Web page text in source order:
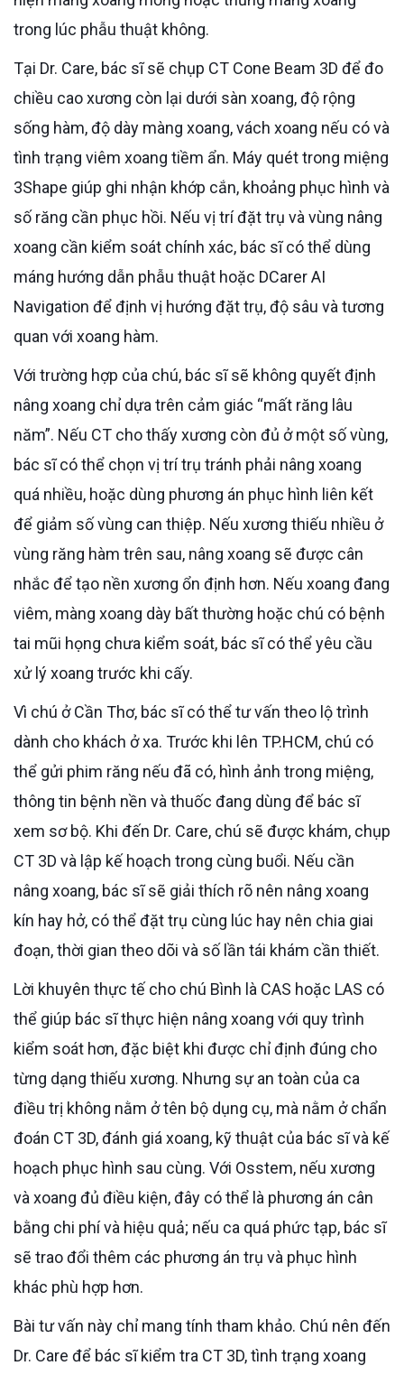
trong lúc phẫu thuật không.
Tại Dr. Care, bác sĩ sẽ chụp CT Cone Beam 3D để đo
chiều cao xương còn lại dưới sàn xoang, độ rộng
sống hàm, độ dày màng xoang, vách xoang nếu có và
tình trạng viêm xoang tiềm ẩn. Máy quét trong miệng
3Shape giúp ghi nhận khớp cắn, khoảng phục hình và
số răng cần phục hồi. Nếu vị trí đặt trụ và vùng nâng
xoang cần kiểm soát chính xác, bác sĩ có thể dùng
máng hướng dẫn phẫu thuật hoặc DCarer AI
Navigation để định vị hướng đặt trụ, độ sâu và tương
quan với xoang hàm.
Với trường hợp của chú, bác sĩ sẽ không quyết định
nâng xoang chỉ dựa trên cảm giác “mất răng lâu
năm”. Nếu CT cho thấy xương còn đủ ở một số vùng,
bác sĩ có thể chọn vị trí trụ tránh phải nâng xoang
quá nhiều, hoặc dùng phương án phục hình liên kết
để giảm số vùng can thiệp. Nếu xương thiếu nhiều ở
vùng răng hàm trên sau, nâng xoang sẽ được cân
nhắc để tạo nền xương ổn định hơn. Nếu xoang đang
viêm, màng xoang dày bất thường hoặc chú có bệnh
tai mũi họng chưa kiểm soát, bác sĩ có thể yêu cầu
xử lý xoang trước khi cấy.
Vì chú ở Cần Thơ, bác sĩ có thể tư vấn theo lộ trình
dành cho khách ở xa. Trước khi lên TP.HCM, chú có
thể gửi phim răng nếu đã có, hình ảnh trong miệng,
thông tin bệnh nền và thuốc đang dùng để bác sĩ
xem sơ bộ. Khi đến Dr. Care, chú sẽ được khám, chụp
CT 3D và lập kế hoạch trong cùng buổi. Nếu cần
nâng xoang, bác sĩ sẽ giải thích rõ nên nâng xoang
kín hay hở, có thể đặt trụ cùng lúc hay nên chia giai
đoạn, thời gian theo dõi và số lần tái khám cần thiết.
Lời khuyên thực tế cho chú Bình là CAS hoặc LAS có
thể giúp bác sĩ thực hiện nâng xoang với quy trình
kiểm soát hơn, đặc biệt khi được chỉ định đúng cho
từng dạng thiếu xương. Nhưng sự an toàn của ca
điều trị không nằm ở tên bộ dụng cụ, mà nằm ở chẩn
đoán CT 3D, đánh giá xoang, kỹ thuật của bác sĩ và kế
hoạch phục hình sau cùng. Với Osstem, nếu xương
và xoang đủ điều kiện, đây có thể là phương án cân
bằng chi phí và hiệu quả; nếu ca quá phức tạp, bác sĩ
sẽ trao đổi thêm các phương án trụ và phục hình
khác phù hợp hơn.
Bài tư vấn này chỉ mang tính tham khảo. Chú nên đến
Dr. Care để bác sĩ kiểm tra CT 3D, tình trạng xoang